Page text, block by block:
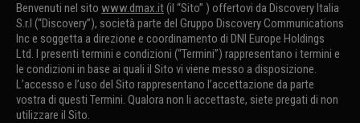
Benvenuti nel sito www.dmax.it(il “Sito” ) offertovi da Discovery Italia
S.r.l (“Discovery”), società parte del Gruppo Discovery Communications
Inc e soggetta a direzione e coordinamento di DNI Europe Holdings
Ltd. I presenti termini e condizioni (“Termini”) rappresentano i termini e
le condizioni in base ai quali il Sito vi viene messo a disposizione.
L’accesso e l’uso del Sito rappresentano l’accettazione da parte
vostra di questi Termini. Qualora non li accettaste, siete pregati di non
utilizzare il Sito.